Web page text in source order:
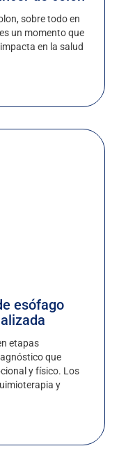
sobre todo en
un momento que
en la salud
esófago
etapas
que
y físico. Los
y